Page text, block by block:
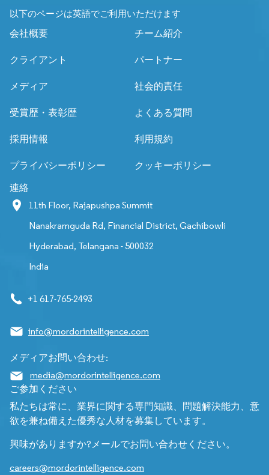
以下のページは英語でご利用いただけます
会社概要
チーム紹介
クライアント パートナー
メディア 社会的責任
受賞歴・表彰歴 よくある質問
採用情報 利用規約
プライバシーポリシー クッキーポリシー
連絡
11th Floor, Rajapushpa Summit
Nanakramguda Rd, Financial District, Gachibowli
Hyderabad, Telangana - 500032
India
+1 617-765-2493
info@mordorintelligence.com
メディアお問い合わせ:
media@mordorintelligence.com
ご参加ください
私たちは常に、業界に関する専門知識、問題解決能力、意
欲を兼ね備えた優秀な人材を募集しています。
興味がありますか?メールでお問い合わせください。
careers@mordorintelligence.com